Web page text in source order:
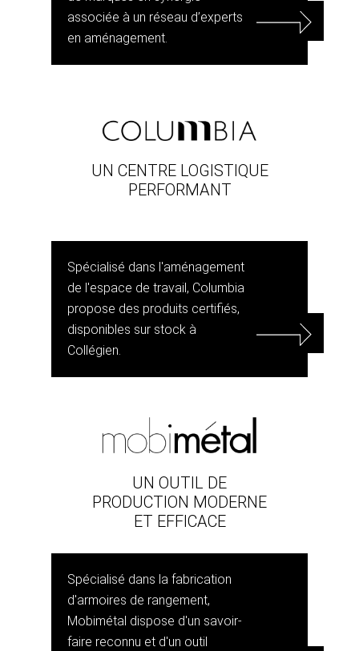
associée à un réseau d’experts
en aménagement.
UN CENTRE LOGISTIQUE
PERFORMANT
Spécialisé dans l'aménagement
de l'espace de travail, Columbia
propose des produits certifiés,
disponibles sur stock à
Collégien.
UN OUTIL DE
PRODUCTION MODERNE
ET EFFICACE
Spécialisé dans la fabrication
d'armoires de rangement,
Mobimétal dispose d'un savoir-
faire reconnu et d'un outil